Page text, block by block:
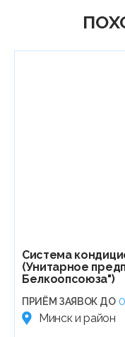
Система
(Унитарное
Белкоопсоюза")
ПРИЁМ ЗАЯВОК ДО
Минск и район